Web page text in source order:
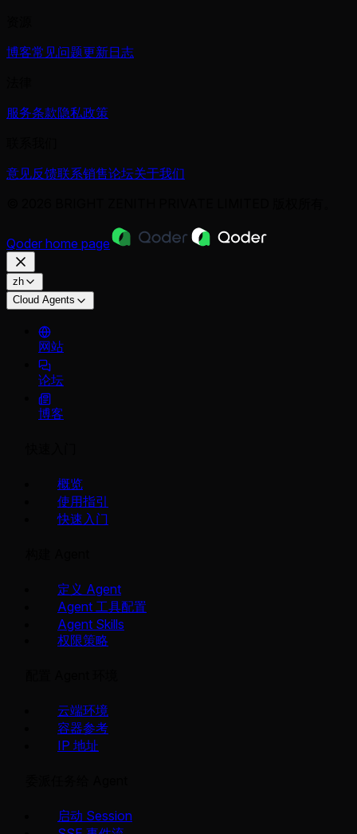
博客常见问题更新日志
服务条款隐私政策
意见反馈联系销售论坛关于我们
Qoder home page
zh
Cloud Agents
网站
论坛
博客
概览
使用指引
快速入门
定义 Agent
Agent 工具配置
Agent Skills
权限策略
云端环境
容器参考
IP 地址
启动 Session